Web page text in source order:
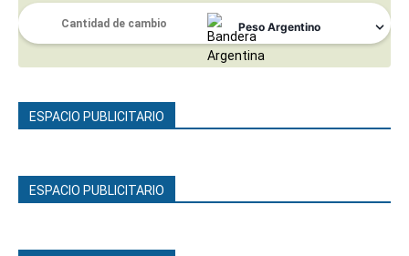
ESPACIO PUBLICITARIO
ESPACIO PUBLICITARIO